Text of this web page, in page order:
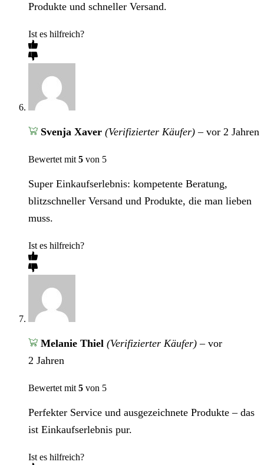
Produkte und schneller Versand.
Ist es hilfreich?
Svenja Xaver (Verifizierter Käufer) – vor 2 Jahren
Bewertet mit 5 von 5
Super Einkaufserlebnis: kompetente Beratung,
blitzschneller Versand und Produkte, die man lieben
muss.
Ist es hilfreich?
Melanie Thiel (Verifizierter Käufer) – vor
2 Jahren
Bewertet mit 5 von 5
Perfekter Service und ausgezeichnete Produkte – das
ist Einkaufserlebnis pur.
Ist es hilfreich?